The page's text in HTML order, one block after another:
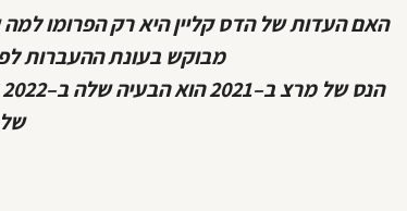
האם העדות של הדס קליין היא רק הפרומו
מבוקש בעונת ההעברות
של